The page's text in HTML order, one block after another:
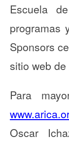
Escuela
programas
Sponsors
sitio web de
Para
Oscar